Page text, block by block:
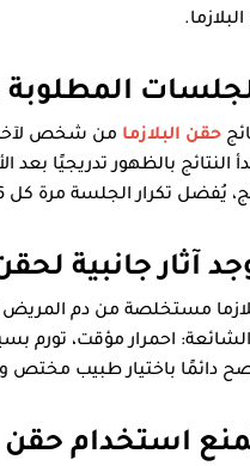
المطلوبة
حقن البلازما
النتائج بالظهور تدريجيًا
تكرار الجلسة مرة كل 6 إلى 12 شهرًا حسب حالة البشرة.
آثار جانبية لحقن
مستخلصة من دم
احمرار مؤقت، تورم
دائمًا باختيار طبيب
استخدام حقن